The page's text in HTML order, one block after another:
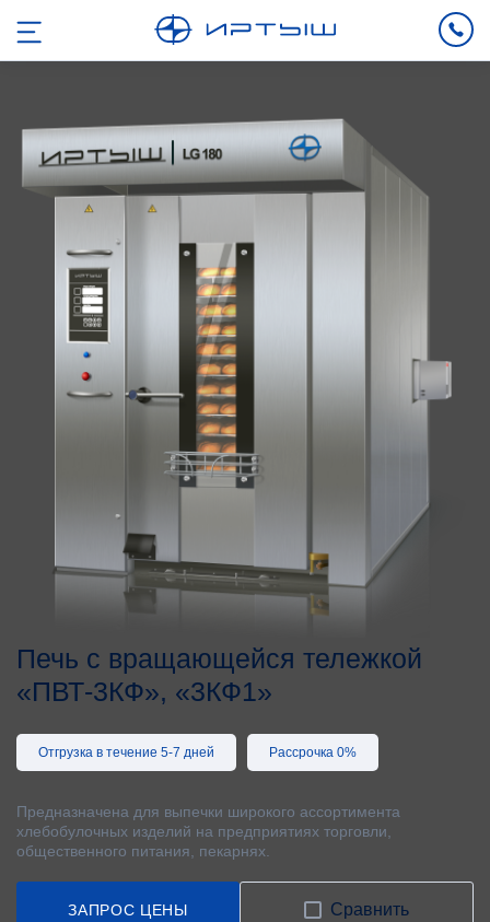
Печь с вращающейся тележкой
«ПВТ-3КФ», «3КФ1»
Отгрузка в течение 5-7 дней Рассрочка 0%
Предназначена для выпечки широкого ассортимента
хлебобулочных изделий на предприятиях торговли,
общественного питания, пекарнях.
ЗАПРОС ЦЕНЫ Сравнить